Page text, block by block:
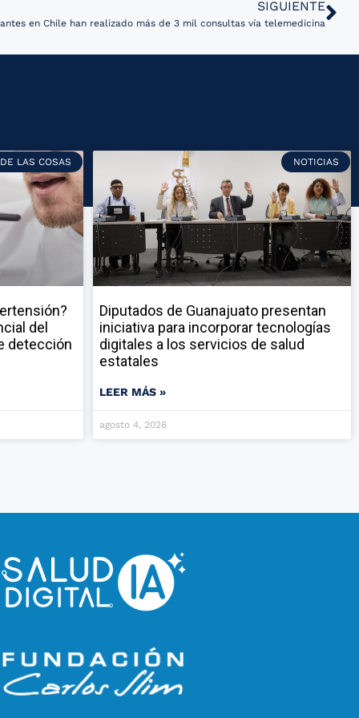
SIGUIENTE
en Chile han realizado más de 3 mil consultas vía telemedicina
LAS COSAS
del
detección
NOTICIAS
Diputados de Guanajuato presentan
iniciativa para incorporar tecnologías
digitales a los servicios de salud
estatales
LEER MÁS »
agosto 4, 2026